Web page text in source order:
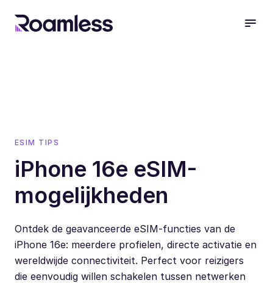
ESIM TIPS
iPhone 16e eSIM-
mogelijkheden
Ontdek de geavanceerde eSIM-functies van de
iPhone 16e: meerdere profielen, directe activatie en
wereldwijde connectiviteit. Perfect voor reizigers
die eenvoudig willen schakelen tussen netwerken